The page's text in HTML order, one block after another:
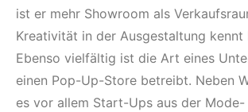
ist er mehr Showroom als
Kreativität in der Ausgestaltung kennt
Ebenso vielfältig ist die Art eines
einen Pop-Up-Store betreibt. Neben
es vor allem Start-Ups aus der Mode-